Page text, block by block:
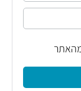
מהאתר